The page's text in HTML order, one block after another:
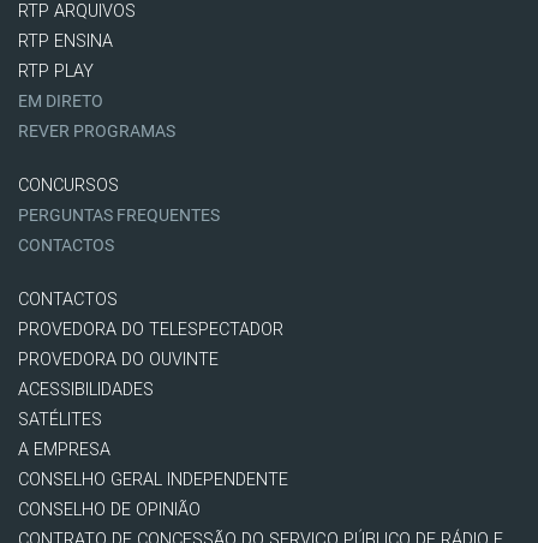
RTP ARQUIVOS
RTP ENSINA
RTP PLAY
EM DIRETO
REVER PROGRAMAS
CONCURSOS
PERGUNTAS FREQUENTES
CONTACTOS
CONTACTOS
PROVEDORA DO TELESPECTADOR
PROVEDORA DO OUVINTE
ACESSIBILIDADES
SATÉLITES
A EMPRESA
CONSELHO GERAL INDEPENDENTE
CONSELHO DE OPINIÃO